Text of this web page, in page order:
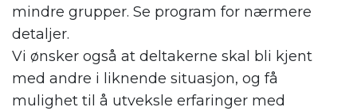
mindre grupper. Se program for nærmere
detaljer.
Vi ønsker også at deltakerne skal bli kjent
med andre i liknende situasjon, og få
mulighet til å utveksle erfaringer med